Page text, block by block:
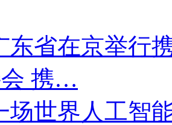
东省在京举行
携…
场世界人工智